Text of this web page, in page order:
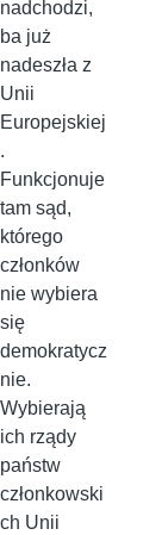
nadchodzi,
ba już
nadeszła z
Unii
Europejskiej
.
Funkcjonuje
tam sąd,
którego
członków
nie wybiera
się
demokratycz
nie.
Wybierają
ich rządy
państw
członkowski
ch Unii